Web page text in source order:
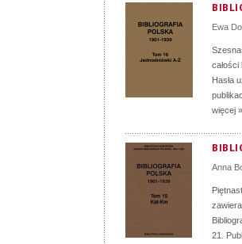
Ewa
Hasła
więcej »
Anna
21.